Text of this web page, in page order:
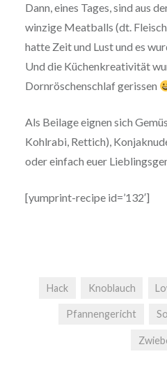
Dann, eines Tages, sind aus
winzige Meatballs (dt.
hatte Zeit und Lust und es
Und die Küchenkreativität
Dornröschenschlaf gerissen
Als Beilage eignen sich
Kohlrabi, Rettich),
oder einfach euer
[yumprint-recipe id=’132′]
Hack Knoblauch
Pfannengericht